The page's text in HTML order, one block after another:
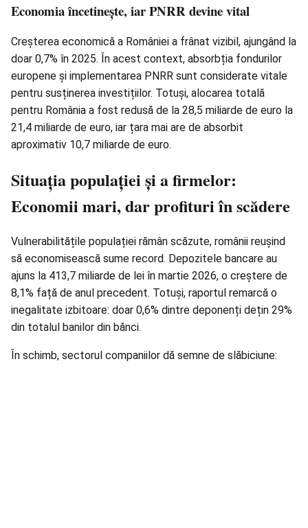
Economia încetinește, iar PNRR devine vital
Creșterea economică a României a frânat vizibil, ajungând la
doar 0,7% în 2025. În acest context, absorbția fondurilor
europene și implementarea PNRR sunt considerate vitale
pentru susținerea investițiilor. Totuși, alocarea totală
pentru România a fost redusă de la 28,5 miliarde de euro la
21,4 miliarde de euro, iar țara mai are de absorbit
aproximativ 10,7 miliarde de euro.
Situația populației și a firmelor:
Economii mari, dar profituri în scădere
Vulnerabilitățile populației rămân scăzute, românii reușind
să economisească sume record. Depozitele bancare au
ajuns la 413,7 miliarde de lei în martie 2026, o creștere de
8,1% față de anul precedent. Totuși, raportul remarcă o
inegalitate izbitoare: doar 0,6% dintre deponenți dețin 29%
din totalul banilor din bănci.
În schimb, sectorul companiilor dă semne de slăbiciune: